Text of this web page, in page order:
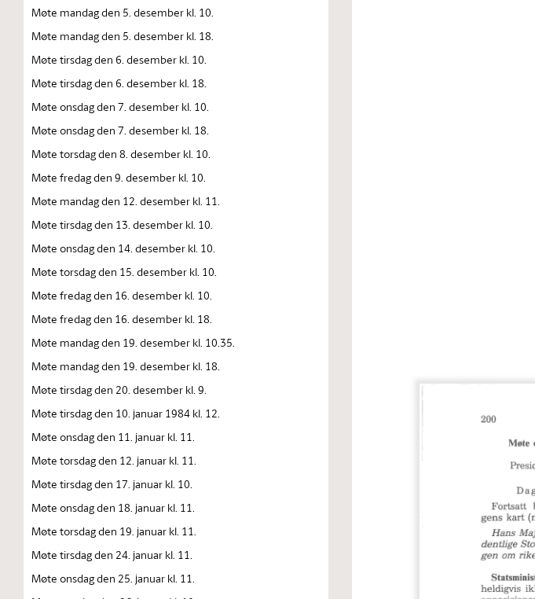
Møte mandag den 5. desember kl. 10.
Møte mandag den 5. desember kl. 18.
Møte tirsdag den 6. desember kl. 10.
Møte tirsdag den 6. desember kl. 18.
Møte onsdag den 7. desember kl. 10.
Møte onsdag den 7. desember kl. 18.
Møte torsdag den 8. desember kl. 10.
Møte fredag den 9. desember kl. 10.
Møte mandag den 12. desember kl. 11.
Møte tirsdag den 13. desember kl. 10.
Møte onsdag den 14. desember kl. 10.
Møte torsdag den 15. desember kl. 10.
Møte fredag den 16. desember kl. 10.
Møte fredag den 16. desember kl. 18.
Møte mandag den 19. desember kl. 10.35.
Møte mandag den 19. desember kl. 18.
Møte tirsdag den 20. desember kl. 9.
Møte tirsdag den 10. januar 1984 kl. 12.
Møte onsdag den 11. januar kl. 11.
Møte torsdag den 12. januar kl. 11.
Møte tirsdag den 17. januar kl. 10.
Møte onsdag den 18. januar kl. 11.
Møte torsdag den 19. januar kl. 11.
Møte tirsdag den 24. januar kl. 11.
Møte onsdag den 25. januar kl. 11.